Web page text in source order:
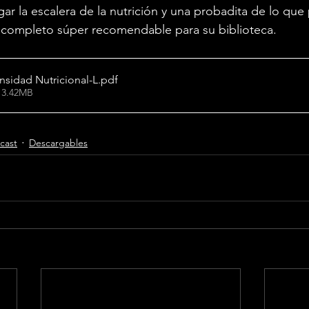
la escalera de la nutrición y una probadita de lo que
súper recomendable para su biblioteca.
Nutricional-L .pdf
Descargables